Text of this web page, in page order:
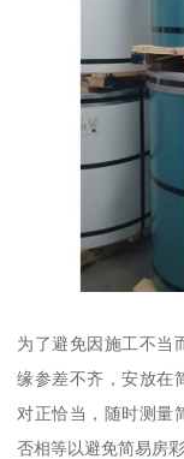
为了避免因施工不当
缘参差不齐，安放在
对正恰当，随时测量
否相等以避免简易房